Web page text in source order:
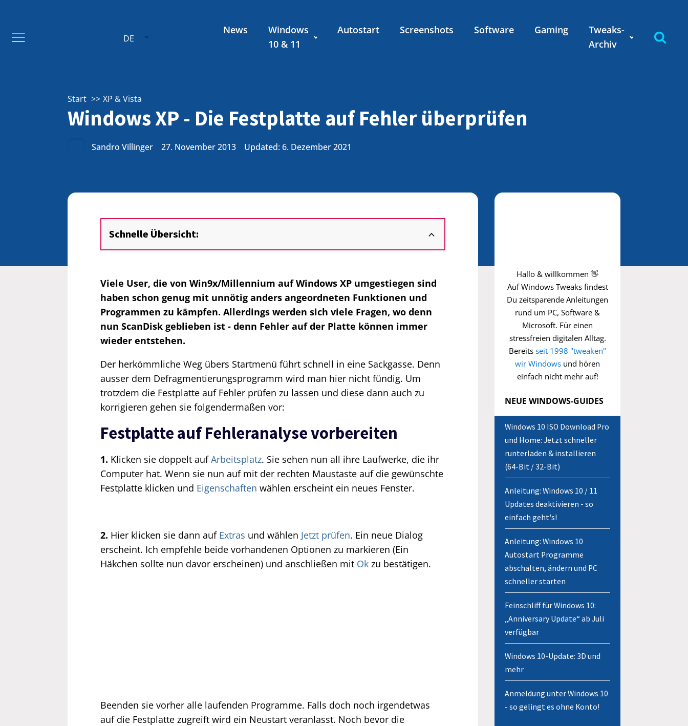
DE
News
Windows
10 & 11
Autostart Screenshots Software Gaming
Tweaks-
Archiv
Start XP & Vista
Windows XP - Die Festplatte auf Fehler überprüfen
Sandro Villinger 27. November 2013 Updated: 6. Dezember 2021
Schnelle Übersicht:
Viele User, die von Win9x/Millennium auf Windows XP umgestiegen sind
haben schon genug mit unnötig anders angeordneten Funktionen und
Programmen zu kämpfen. Allerdings werden sich viele Fragen, wo denn
nun ScanDisk geblieben ist - denn Fehler auf der Platte können immer
wieder entstehen.
Der herkömmliche Weg übers Startmenü führt schnell in eine Sackgasse. Denn
ausser dem Defragmentierungsprogramm wird man hier nicht fündig. Um
trotzdem die Festplatte auf Fehler prüfen zu lassen und diese dann auch zu
korrigieren gehen sie folgendermaßen vor:
Festplatte auf Fehleranalyse vorbereiten
1. Klicken sie doppelt aufArbeitsplatz. Sie sehen nun all ihre Laufwerke, die ihr
Computer hat. Wenn sie nun auf mit der rechten Maustaste auf die gewünschte
Festplatte klicken und Eigenschaften wählen erscheint ein neues Fenster.
2. Hier klicken sie dann auf Extras und wählen Jetzt prüfen. Ein neue Dialog
erscheint. Ich empfehle beide vorhandenen Optionen zu markieren (Ein
Häkchen sollte nun davor erscheinen) und anschließen mit Ok zu bestätigen.
Beenden sie vorher alle laufenden Programme. Falls doch noch irgendetwas
auf die Festplatte zugreift wird ein Neustart veranlasst. Noch bevor die
Hallo & willkommen 👋
Auf Windows Tweaks findest
Du zeitsparende Anleitungen
rund um PC, Software &
Microsoft. Für einen
stressfreien digitalen Alltag.
Bereits seit 1998 "tweaken"
wir Windows und hören
einfach nicht mehr auf!
NEUE WINDOWS-GUIDES
Windows 10 ISO Download Pro
und Home: Jetzt schneller
runterladen & installieren
(64-Bit / 32-Bit)
Anleitung: Windows 10 / 11
Updates deaktivieren - so
einfach geht's!
Anleitung: Windows 10
Autostart Programme
abschalten, ändern und PC
schneller starten
Feinschliff für Windows 10:
„Anniversary Update“ ab Juli
verfügbar
Windows 10-Update: 3D und
mehr
Anmeldung unter Windows 10
- so gelingt es ohne Konto!